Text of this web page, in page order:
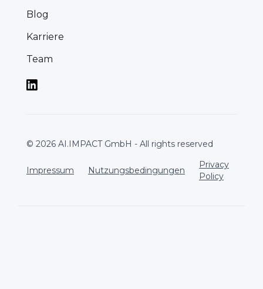
Blog
Karriere
Team
© 2026 AI.IMPACT GmbH - All rights reserved
Impressum Nutzungsbedingungen
Privacy
Policy